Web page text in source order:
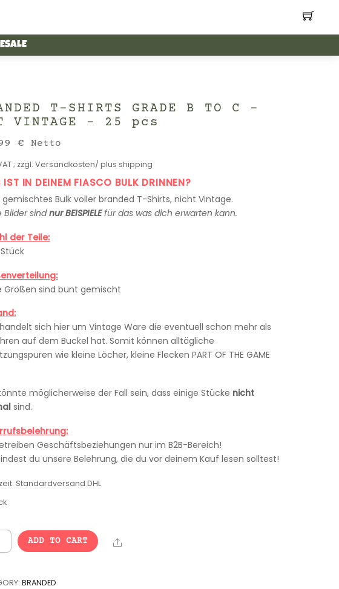
T-SHIRTS GRADE B TO C –
VINTAGE – 25 pcs
€
Netto
; zzgl.Versandkosten/ plus shipping
IST IN DEINEM FIASCO BULK DRINNEN?
gemischtes Bulk voller branded T-Shirts, nicht Vintage.
Bilder sindnur BEISPIELEfür das was dich erwarten kann.
der Teile:
Größen sind bunt gemischt
handelt sich hier um Vintage Ware die eventuell schon mehr als
auf dem Buckel hat. Somit können alltägliche
wie kleine Löcher, kleine Flecken PART OF THE GAME
möglicherweise der Fall sein, dass einige Stücke nicht
sind.
Geschäftsbeziehungen nur im B2B-Bereich!
du unsere Belehrung, die du vor deinem Kauf lesen solltest!
Standardversand DHL
ADD TO CART Share
BRANDED